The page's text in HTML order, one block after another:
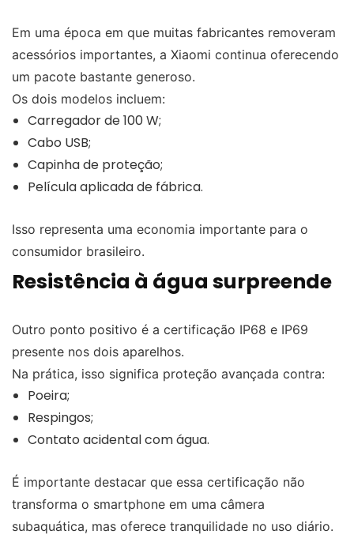
Em uma época em que muitas fabricantes removeram
acessórios importantes, a Xiaomi continua oferecendo
um pacote bastante generoso.
Os dois modelos incluem:
Carregador de 100 W;
Cabo USB;
Capinha de proteção;
Película aplicada de fábrica.
Isso representa uma economia importante para o
consumidor brasileiro.
Resistência à água surpreende
Outro ponto positivo é a certificação IP68 e IP69
presente nos dois aparelhos.
Na prática, isso significa proteção avançada contra:
Poeira;
Respingos;
Contato acidental com água.
É importante destacar que essa certificação não
transforma o smartphone em uma câmera
subaquática, mas oferece tranquilidade no uso diário.